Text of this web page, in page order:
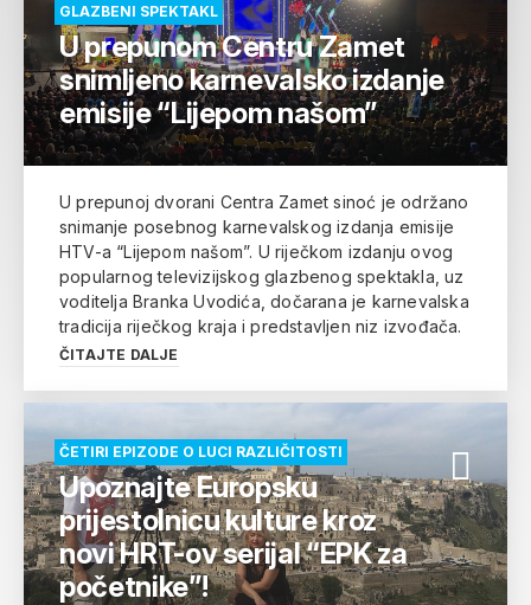
GLAZBENI SPEKTAKL
U prepunom Centru Zamet
snimljeno karnevalsko izdanje
emisije “Lijepom našom”
U prepunoj dvorani Centra Zamet sinoć je održano
snimanje posebnog karnevalskog izdanja emisije
HTV-a “Lijepom našom”. U riječkom izdanju ovog
popularnog televizijskog glazbenog spektakla, uz
voditelja Branka Uvodića, dočarana je karnevalska
tradicija riječkog kraja i predstavljen niz izvođača.
ČITAJTE DALJE
ČETIRI EPIZODE O LUCI RAZLIČITOSTI
Upoznajte Europsku
prijestolnicu kulture kroz
novi HRT-ov serijal “EPK za
početnike”!